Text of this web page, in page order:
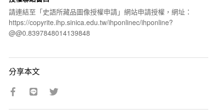
請連結至「史語所藏品圖像授權申請」網站申請授權，網址：
https://copyrite.ihp.sinica.edu.tw/ihponlinec/ihponline?
@@0.8397848014139848
分享本文